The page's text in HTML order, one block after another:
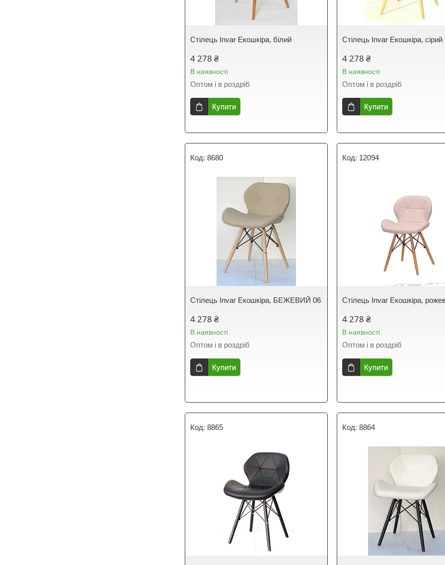
Стілець Invar Екошкіра, білий
4 278 ₴
В наявності
Оптом і в роздріб
Купити
Стілець Invar Екошкіра, сірий
4 278 ₴
В наявності
Оптом і в роздріб
Купити
8680
Стілець Invar Екошкіра, БЕЖЕВИЙ 06
4 278 ₴
В наявності
Оптом і в роздріб
Купити
12094
Стілець Invar Екошкіра,
4 278 ₴
В наявності
Оптом і в роздріб
Купити
8865 8864